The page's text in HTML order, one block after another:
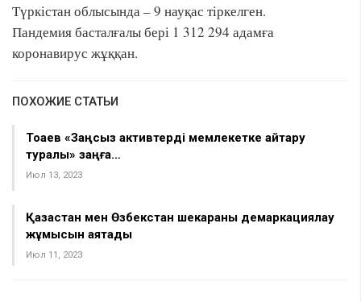
Түркістан облысында – 9 науқас тіркелген.
Пандемия басталғалы бері 1 312 294 адамға
коронавирус жұққан.
ПОХОЖИЕ СТАТЬИ
Тоқаев «Заңсыз активтерді мемлекетке қайтару
туралы» заңға…
Июл 13, 2023
Қазақстан мен Өзбекстан шекараны демаркациялау
жұмысын аяқтады
Июл 11, 2023